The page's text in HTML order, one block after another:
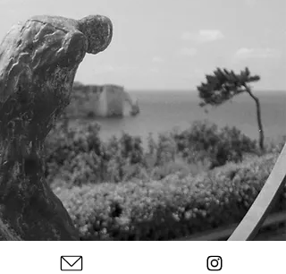
sharing, silver prints or prints